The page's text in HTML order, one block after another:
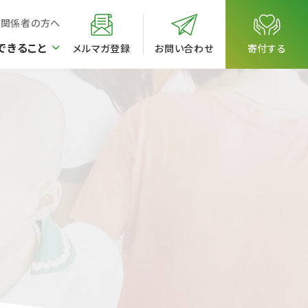
係者の方へ
きること メルマガ登録 お問い合わせ 寄付する